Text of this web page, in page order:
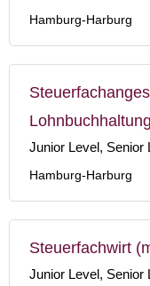
Hamburg-Harburg
Junior Level, Senior
Hamburg-Harburg
Steuerfachwirt
Junior Level, Senior